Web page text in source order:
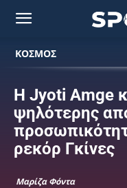
ΚΟΣΜΟΣ
Η Jyoti Amge
ψηλότερης
ρεκόρ Γκίνες
Μαρίζα Φόντα